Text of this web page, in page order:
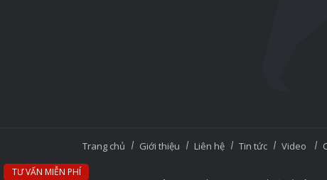
Trang chủ Giới thiệu Liên hệ Tin tức Video
TƯ VẤN MIỄN PHÍ